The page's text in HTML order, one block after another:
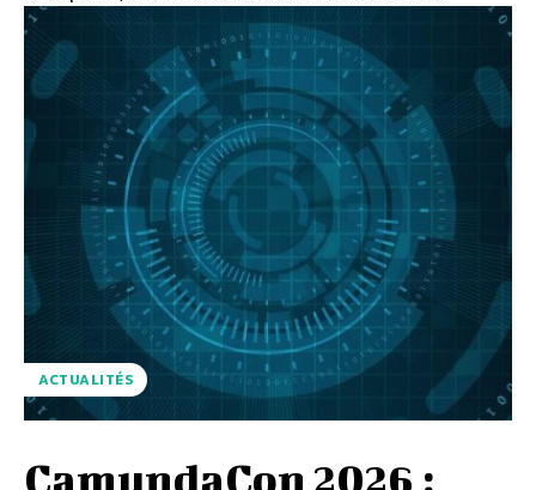
ACTUALITÉS
CamundaCon 2026 :